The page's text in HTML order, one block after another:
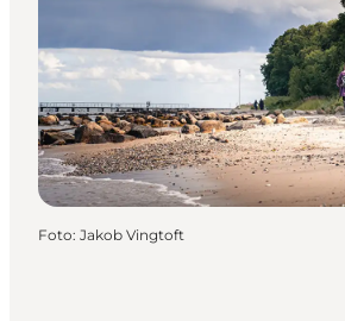
Foto: Jakob Vingtoft